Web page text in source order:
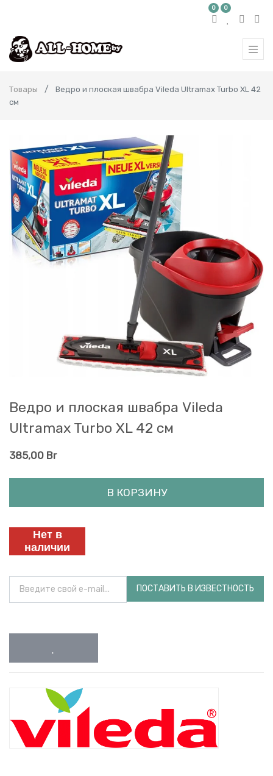
0 0
Товары
Ведро и плоская швабра Vileda Ultramax Turbo XL 42
см
Ведро и плоская швабра Vileda
Ultramax Turbo XL 42 см
385,00 Br
В КОРЗИНУ
Нет в
наличии
ПОСТАВИТЬ В ИЗВЕСТНОСТЬ